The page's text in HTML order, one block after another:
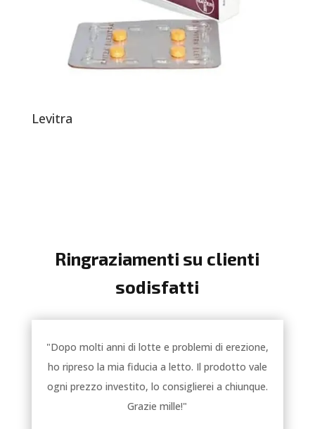
Levitra
Ringraziamenti su clienti
sodisfatti
"Dopo molti anni di lotte e problemi di erezione,
ho ripreso la mia fiducia a letto. Il prodotto vale
ogni prezzo investito, lo consiglierei a chiunque.
Grazie mille!"